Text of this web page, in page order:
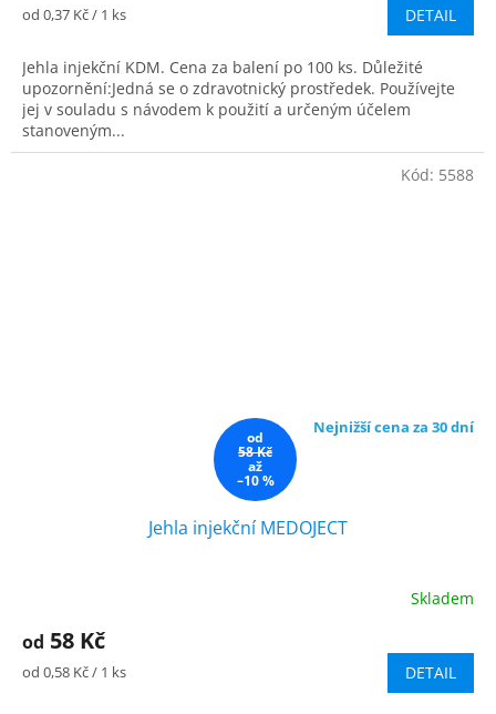
Měrná
od 0,37 Kč / 1 ks DETAIL
Jehla injekční KDM. Cena za balení po 100 ks. Důležité
upozornění:Jedná se o zdravotnický prostředek. Používejte
jej v souladu s návodem k použití a určeným účelem
stanoveným...
od
58 Kč
až
–10 %
Nejnižší cena za 30 dní
Jehla injekční MEDOJECT
Skladem
od 58 Kč
Měrná
od 0,58 Kč / 1 ks DETAIL
Kód: 5588